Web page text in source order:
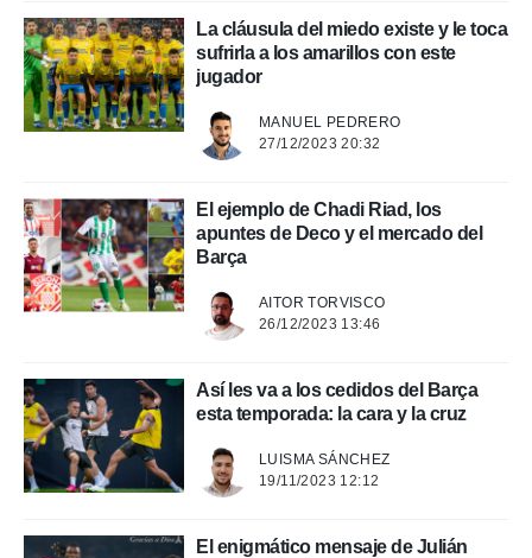
contenido
medir el
de la
el
o a través
de
de
de
e
mediante
La cláusula del miedo existe y le toca
sufrirla a los amarillos con este
jugador
MANUEL PEDRERO
27/12/2023 20:32
El ejemplo de Chadi Riad, los
apuntes de Deco y el mercado del
Barça
AITOR TORVISCO
26/12/2023 13:46
Así les va a los cedidos del Barça
esta temporada: la cara y la cruz
LUISMA SÁNCHEZ
19/11/2023 12:12
El enigmático mensaje de Julián